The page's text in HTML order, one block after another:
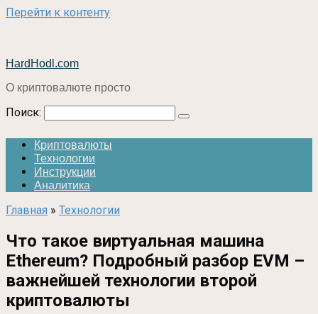
Перейти к контенту
HardHodl.com
О криптовалюте просто
Поиск:
Криптовалюты
Технологии
Инструкции
Аналитика
Главная » Технологии
Что такое виртуальная машина
Ethereum? Подробный разбор EVM –
важнейшей технологии второй
криптовалюты